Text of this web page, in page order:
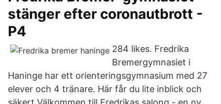
stänger efter coronautbrott -
P4
284 likes. Fredrika
Bremergymnasiet i
Haninge har ett orienteringsgymnasium med 27
elever och 4 tränare. Här får du lite inblick och